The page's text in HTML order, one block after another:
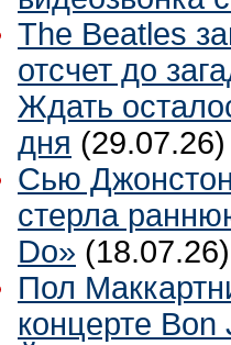
The Beatles
отсчет до
Ждать
дня (29.07.26)
Сью
стерла
Do» (18.07.26)
Пол
концерте